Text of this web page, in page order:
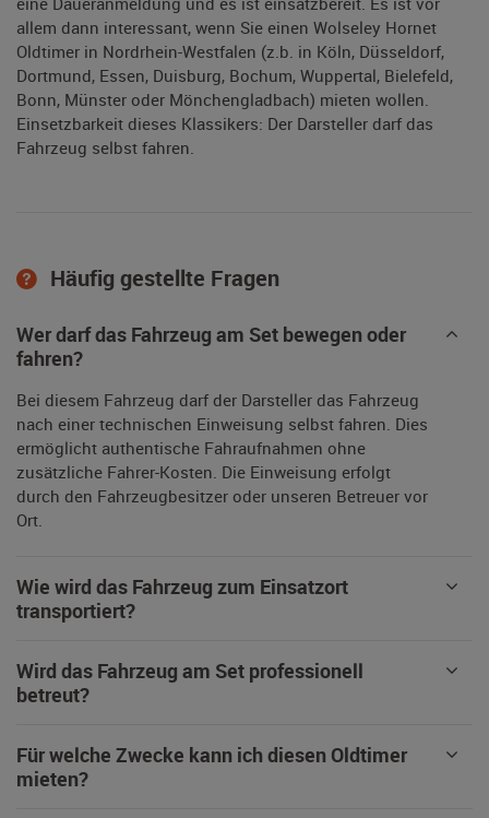
allem dann interessant, wenn Sie einen Wolseley Hornet
Oldtimer in Nordrhein-Westfalen (z.b. in Köln, Düsseldorf,
Dortmund, Essen, Duisburg, Bochum, Wuppertal, Bielefeld,
Bonn, Münster oder Mönchengladbach) mieten wollen.
Einsetzbarkeit dieses Klassikers: Der Darsteller darf das
Fahrzeug selbst fahren.
Häufig gestellte Fragen
Wer darf das Fahrzeug am Set bewegen oder
fahren?
Bei diesem Fahrzeug darf der Darsteller das Fahrzeug
nach einer technischen Einweisung selbst fahren. Dies
ermöglicht authentische Fahraufnahmen ohne
zusätzliche Fahrer-Kosten. Die Einweisung erfolgt
durch den Fahrzeugbesitzer oder unseren Betreuer vor
Ort.
Wie wird das Fahrzeug zum Einsatzort
transportiert?
Wird das Fahrzeug am Set professionell
betreut?
Für welche Zwecke kann ich diesen Oldtimer
mieten?